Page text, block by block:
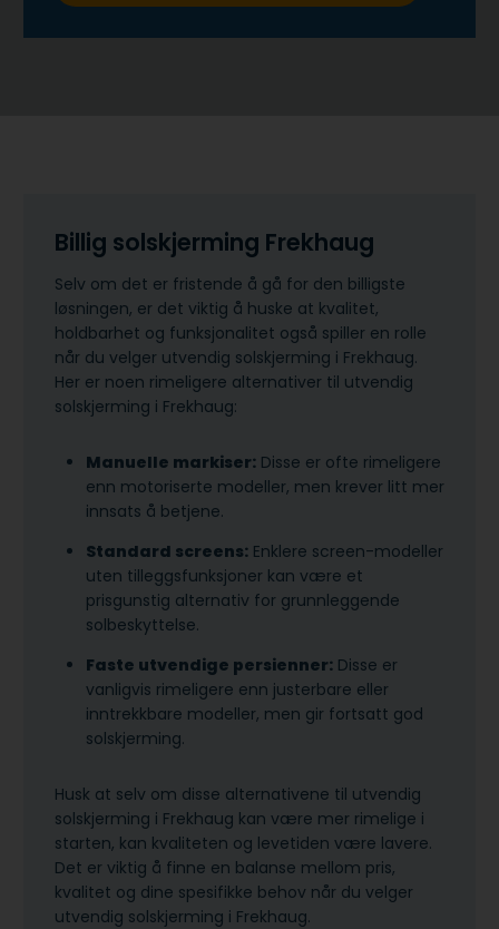
Billig solskjerming Frekhaug
Selv om det er fristende å gå for den billigste
løsningen, er det viktig å huske at kvalitet,
holdbarhet og funksjonalitet også spiller en rolle
når du velger utvendig solskjerming i Frekhaug.
Her er noen rimeligere alternativer til utvendig
solskjerming i Frekhaug:
Manuelle markiser: Disse er ofte rimeligere
enn motoriserte modeller, men krever litt mer
innsats å betjene.
Standard screens: Enklere screen-modeller
uten tilleggsfunksjoner kan være et
prisgunstig alternativ for grunnleggende
solbeskyttelse.
Faste utvendige persienner: Disse er
vanligvis rimeligere enn justerbare eller
inntrekkbare modeller, men gir fortsatt god
solskjerming.
Husk at selv om disse alternativene til utvendig
solskjerming i Frekhaug kan være mer rimelige i
starten, kan kvaliteten og levetiden være lavere.
Det er viktig å finne en balanse mellom pris,
kvalitet og dine spesifikke behov når du velger
utvendig solskjerming i Frekhaug.